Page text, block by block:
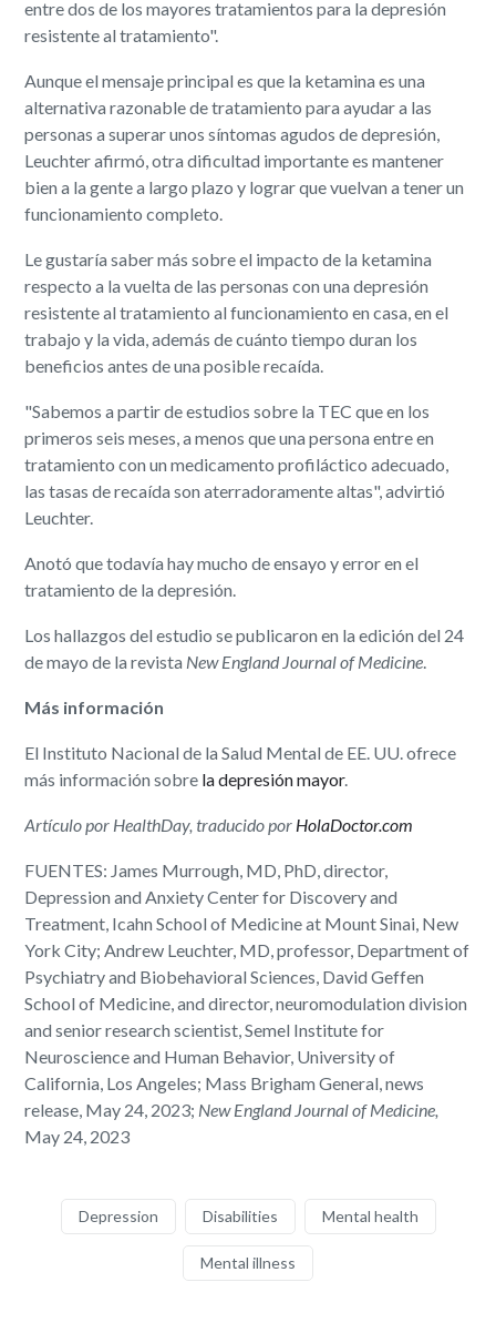
entre dos de los mayores tratamientos para la depresión
resistente al tratamiento".
Aunque el mensaje principal es que la ketamina es una
alternativa razonable de tratamiento para ayudar a las
personas a superar unos síntomas agudos de depresión,
Leuchter afirmó, otra dificultad importante es mantener
bien a la gente a largo plazo y lograr que vuelvan a tener un
funcionamiento completo.
Le gustaría saber más sobre el impacto de la ketamina
respecto a la vuelta de las personas con una depresión
resistente al tratamiento al funcionamiento en casa, en el
trabajo y la vida, además de cuánto tiempo duran los
beneficios antes de una posible recaída.
"Sabemos a partir de estudios sobre la TEC que en los
primeros seis meses, a menos que una persona entre en
tratamiento con un medicamento profiláctico adecuado,
las tasas de recaída son aterradoramente altas", advirtió
Leuchter.
Anotó que todavía hay mucho de ensayo y error en el
tratamiento de la depresión.
Los hallazgos del estudio se publicaron en la edición del 24
de mayo de la revista New England Journal of Medicine
Más información
El Instituto Nacional de la Salud Mental de EE. UU. ofrece
más información sobre la depresión mayor.
Artículo por HealthDay, traducido por HolaDoctor.com
FUENTES: James Murrough, MD, PhD, director,
Depression and Anxiety Center for Discovery and
Treatment, Icahn School of Medicine at Mount Sinai, New
York City; Andrew Leuchter, MD, professor, Department of
Psychiatry and Biobehavioral Sciences, David Geffen
School of Medicine, and director, neuromodulation division
and senior research scientist, Semel Institute for
Neuroscience and Human Behavior, University of
California, Los Angeles; Mass Brigham General, news
release, May 24, 2023; New England Journal of Medicine,
May 24, 2023
Depression Disabilities Mental health
Mental illness